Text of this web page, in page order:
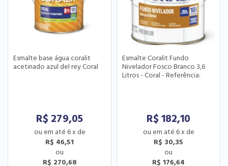
Esmalte base água coralit
acetinado azul del rey Coral
R$ 279,05
6x de
R$ 46,51
R$ 270,68
Esmalte Coralit Fundo
Nivelador Fosco Branco 3,6
Litros - Coral - Referência:
R$ 182,10
6x de
R$ 30,35
R$ 176,64